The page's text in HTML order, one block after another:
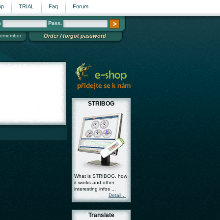
TRIAL Faq Forum
Pass.
Order/forgot password
STRIBOG
What is STRIBOG, how
it works and other
interesting infos ...
Detail...
Translate